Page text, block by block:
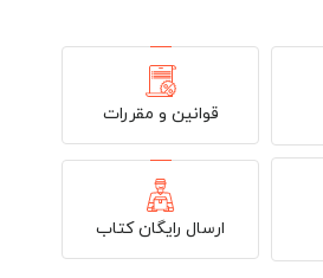
قوانین و مقررات
ارسال رایگان کتاب